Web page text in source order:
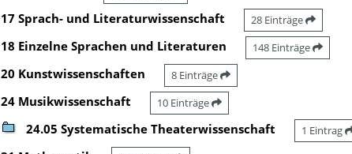
17 Sprach- und Literaturwissenschaft 28 Einträge
18 Einzelne Sprachen und Literaturen 148 Einträge
20 Kunstwissenschaften 8 Einträge
24 Musikwissenschaft 10 Einträge
24.05 Systematische Theaterwissenschaft 1 Eintrag